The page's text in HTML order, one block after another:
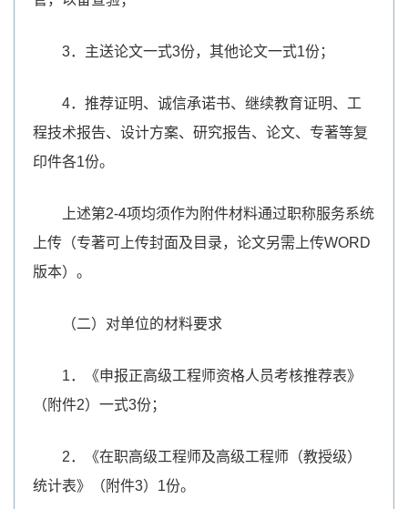
3．主送论文一式3份，其他论文一式1份；
4．推荐证明、诚信承诺书、继续教育证明、工
程技术报告、设计方案、研究报告、论文、专著等复
印件各1份。
上述第2-4项均须作为附件材料通过职称服务系统
上传（专著可上传封面及目录，论文另需上传WORD
版本）。
（二）对单位的材料要求
1．《申报正高级工程师资格人员考核推荐表》
（附件2）一式3份；
2．《在职高级工程师及高级工程师（教授级）
统计表》（附件3）1份。